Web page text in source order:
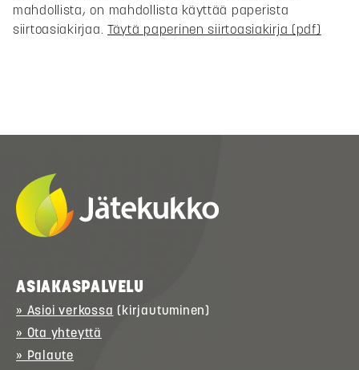
mahdollista, on mahdollista käyttää paperista
siirtoasiakirjaa. Täytä paperinen siirtoasiakirja (pdf)
ASIAKASPALVELU
» Asioi verkossa (kirjautuminen)
» Ota yhteyttä
» Palaute